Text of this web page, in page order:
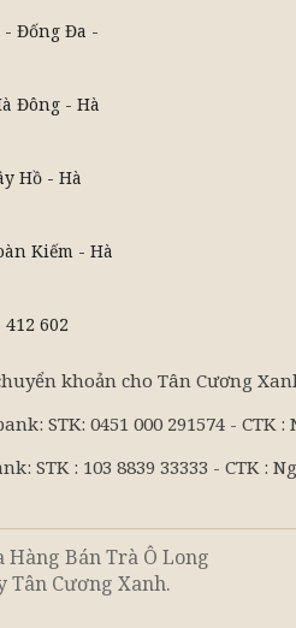
- Đống Đa -
Đông - Hà
Hồ - Hà
Kiếm - Hà
602
khoản cho Tân Cương
STK: 0451 000 291574 -
STK : 103 8839 33333 - CTK
Hàng Bán Trà Ô Long
Tân Cương Xanh.